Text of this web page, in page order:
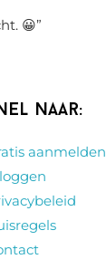
😀”
naar:
aanmelden